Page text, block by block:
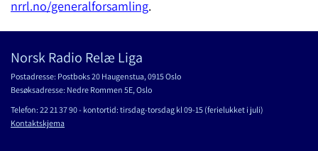
nrrl.no/generalforsamling.
Norsk Radio Relæ Liga
Postadresse: Postboks 20 Haugenstua, 0915 Oslo
Besøksadresse: Nedre Rommen 5E, Oslo
Telefon: 22 21 37 90 - kontortid: tirsdag-torsdag kl 09-15 (ferielukket i juli)
Kontaktskjema